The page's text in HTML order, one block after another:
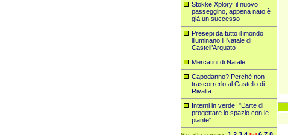
Stokke Xplory, il nuovo
passeggino, appena nato è
già un successo
Presepi da tutto il mondo
illuminano il Natale di
Castell’Arquato
Mercatini di Natale
Capodanno? Perchè non
trascorrerlo al Castello di
Rivalta
Interni in verde: "L’arte di
progettare lo spazio con le
piante"